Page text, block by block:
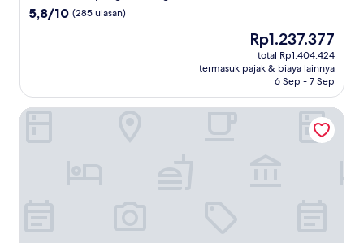
2.0
5.8
5,8/10 (285 ulasan)
Harga
sekarang
Rp1.237.377
Rp1.237.377
total Rp1.404.424
termasuk pajak & biaya lainnya
6 Sep - 7 Sep
Econo Lodge Airport at RJ Stadium